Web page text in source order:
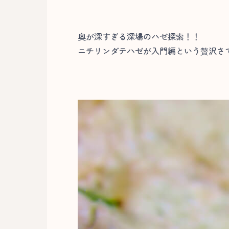
奥が深すぎる深場のハゼ探索！！
ニチリンダテハゼが入門編という贅沢さ